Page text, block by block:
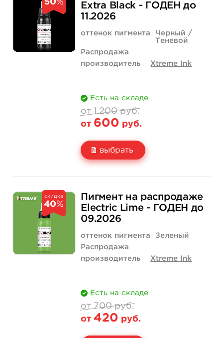
Количество
399 руб.
купить
50%
Extra Black - ГОДЕН до
11.2026
оттенок пигмента
Черный /
Теневой
Распродажа
производитель
Xtreme Ink
Есть на складе
от 1 200 руб.
от 600 руб.
выбрать
Количество
1 200 руб.
600 руб.
купить
скидка
40%
Пигмент на распродаже
Electric Lime - ГОДЕН до
09.2026
оттенок пигмента
Зеленый
Распродажа
производитель
Xtreme Ink
Есть на складе
от 700 руб.
от 420 руб.